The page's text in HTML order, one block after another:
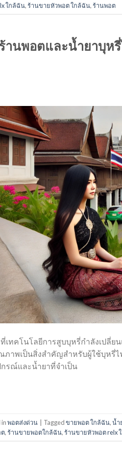
ใกล้ฉัน,ร้านขายหัวพอต ใกล้ฉัน,ร้านพอต
านพอตและน้ำยาบุห
เทคโนโลยีการสูบบุหรี่กำลังเปลี่ย
าพเป็นสิ่งสำคัญสำหรับผู้ใช้บุหรี่
รณ์และน้ำยาที่จำเป็น
inพอตส่งด่วน Taggedขายพอต ใกล้ฉัน,น้ำ
,ร้านขายพอตใกล้ฉัน,ร้านขายหัวพอต relx